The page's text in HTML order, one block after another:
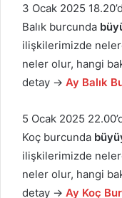
3 Ocak 2025
Balık burcunda
ilişkilerimizde
neler olur, hangi
detay → Ay Balık
5 Ocak 2025
Koç burcunda
ilişkilerimizde
neler olur, hangi
detay → Ay Koç